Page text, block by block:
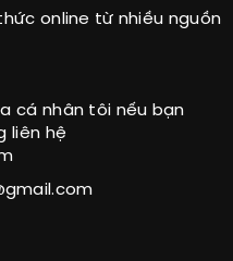
online từ nhiều nguồn
cá nhân tôi nếu bạn
liên hệ